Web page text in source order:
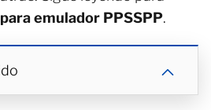
emulador PPSSPP.